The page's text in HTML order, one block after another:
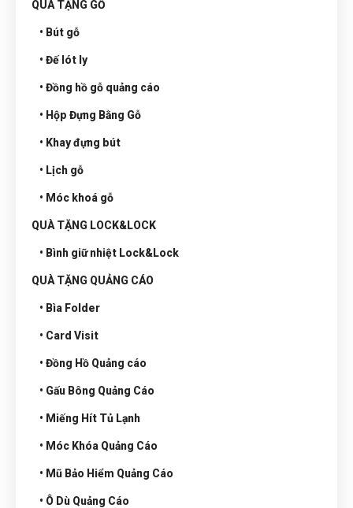
QUÀ TẶNG GỖ
• Bút gỗ
• Đế lót ly
• Đồng hồ gỗ quảng cáo
• Hộp Đựng Bằng Gỗ
• Khay đựng bút
• Lịch gỗ
• Móc khoá gỗ
QUÀ TẶNG LOCK&LOCK
• Bình giữ nhiệt Lock&Lock
QUÀ TẶNG QUẢNG CÁO
• Bìa Folder
• Card Visit
• Đồng Hồ Quảng cáo
• Gấu Bông Quảng Cáo
• Miếng Hít Tủ Lạnh
• Móc Khóa Quảng Cáo
• Mũ Bảo Hiểm Quảng Cáo
• Ô Dù Quảng Cáo